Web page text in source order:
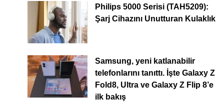
Philips 5000 Serisi (TAH5209):
Şarj Cihazını Unutturan Kulaklık
Samsung, yeni katlanabilir
telefonlarını tanıttı. İşte Galaxy Z
Fold8, Ultra ve Galaxy Z Flip 8’e
ilk bakış